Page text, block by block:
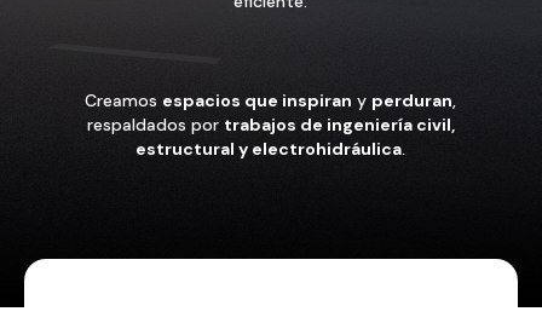
Creamos espacios que inspiran y perduran,
respaldados por trabajos de ingeniería civil,
estructural y electrohidráulica.